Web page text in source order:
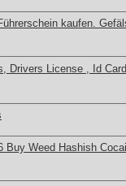
kaufen.
Drivers License , Id
Buy Weed Hashish